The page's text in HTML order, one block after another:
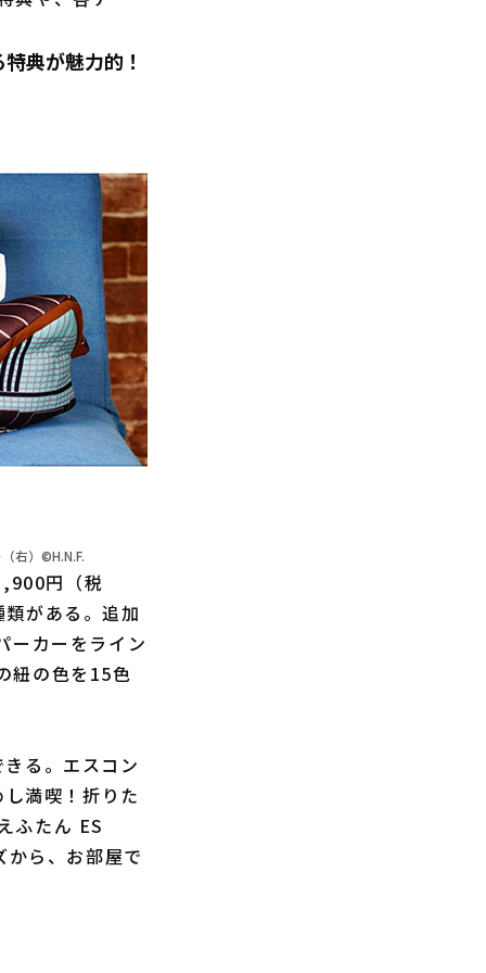
典が魅力的！
右）©H.N.F.
円（税
がある。追加
ーカーをライン
紐の色を15色
る。エスコン
満喫！折りた
ふたん ES
ら、お部屋で